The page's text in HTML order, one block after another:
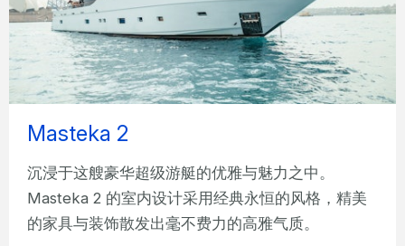
Masteka 2
沉浸于这艘豪华超级游艇的优雅与魅力之中。
Masteka 2 的室内设计采用经典永恒的风格，精美
的家具与装饰散发出毫不费力的高雅气质。